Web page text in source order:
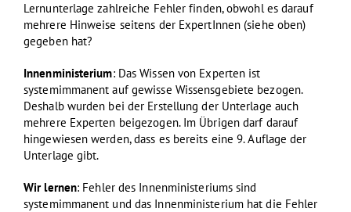
Lernunterlage zahlreiche Fehler finden, obwohl es darauf
mehrere Hinweise seitens der ExpertInnen (siehe oben)
gegeben hat?
Innenministerium: Das Wissen von Experten ist
systemimmanent auf gewisse Wissensgebiete bezogen.
Deshalb wurden bei der Erstellung der Unterlage auch
mehrere Experten beigezogen. Im Übrigen darf darauf
hingewiesen werden, dass es bereits eine 9. Auflage der
Unterlage gibt.
Wir lernen: Fehler des Innenministeriums sind
systemimmanent und das Innenministerium hat die Fehler